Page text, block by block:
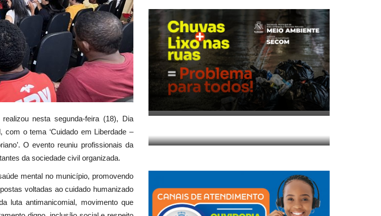
nesta segunda-feira (18), Dia
com o tema ‘Cuidado em Liberdade –
O evento reuniu profissionais da
da sociedade civil organizada.
mental no município, promovendo
voltadas ao cuidado humanizado
luta antimanicomial, movimento que